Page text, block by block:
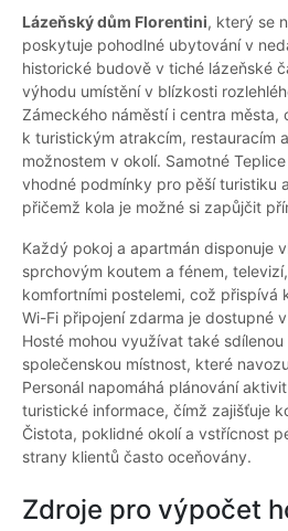
Lázeňský dům Florentini, který se
poskytuje pohodlné ubytování v
historické budově v tiché lázeňské
výhodu umístění v blízkosti
Zámeckého náměstí i centra města,
k turistickým atrakcím, restauracím
možnostem v okolí. Samotné
vhodné podmínky pro pěší turistiku
přičemž kola je možné si zapůjčit
Každý pokoj a apartmán disponuje
sprchovým koutem a fénem,
komfortními postelemi, což přispívá
Wi-Fi připojení zdarma je dostupné
Hosté mohou využívat také
společenskou místnost, které
Personál napomáhá plánování
turistické informace, čímž zajišťuje
Čistota, poklidné okolí a vstřícnost
strany klientů často oceňovány.
Zdroje pro výpočet